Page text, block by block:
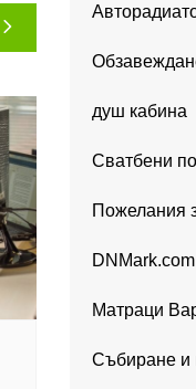
душ кабина
Сватбени
Пожелания
DNMark.com
Матраци
Събиране и